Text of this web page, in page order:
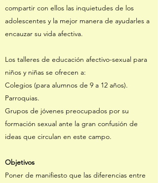
compartir con ellos las inquietudes de los
adolescentes y la mejor manera de ayudarles a
encauzar su vida afectiva.
Los talleres de educación afectivo-sexual para
niños y niñas se ofrecen a:
Colegios (para alumnos de 9 a 12 años).
Parroquias.
Grupos de jóvenes preocupados por su
formación sexual ante la gran confusión de
ideas que circulan en este campo.
Objetivos
Poner de manifiesto que las diferencias entre